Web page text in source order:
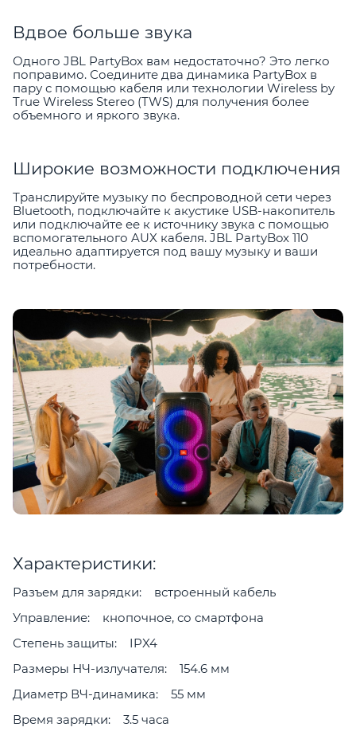
Вдвое больше звука
Одного JBL PartyBox вам недостаточно? Это легко
поправимо. Соедините два динамика PartyBox в
пару с помощью кабеля или технологии Wireless by
True Wireless Stereo (TWS) для получения более
объемного и яркого звука.
Широкие возможности подключения
Транслируйте музыку по беспроводной сети через
Bluetooth, подключайте к акустике USB-накопитель
или подключайте ее к источнику звука с помощью
вспомогательного AUX кабеля. JBL PartyBox 110
идеально адаптируется под вашу музыку и ваши
потребности.
Характеристики:
Разъем для зарядки: встроенный кабель
Управление: кнопочное, со смартфона
Степень защиты: IPX4
Размеры НЧ-излучателя: 154.6 мм
Диаметр ВЧ-динамика: 55 мм
Время зарядки: 3.5 часа